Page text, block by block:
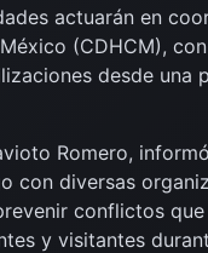
actuarán en
(CDHCM),
desde una
Romero,
con diversas
conflictos
y visitantes